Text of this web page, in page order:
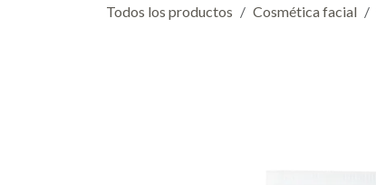
Todos los productos Cosmética facial